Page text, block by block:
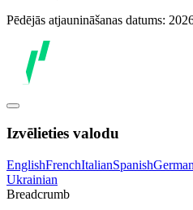
Pēdējās atjaunināšanas datums:
Izvēlieties valodu
EnglishFrenchItalianSpanishGerman
Ukrainian
Breadcrumb